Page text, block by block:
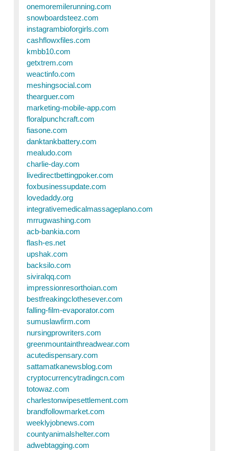
onemoremilerunning.com
snowboardsteez.com
instagrambioforgirls.com
cashflowxfiles.com
kmbb10.com
getxtrem.com
weactinfo.com
meshingsocial.com
thearguer.com
marketing-mobile-app.com
floralpunchcraft.com
fiasone.com
danktankbattery.com
mealudo.com
charlie-day.com
livedirectbettingpoker.com
foxbusinessupdate.com
lovedaddy.org
integrativemedicalmassageplano.com
mrrugwashing.com
acb-bankia.com
flash-es.net
upshak.com
backsilo.com
siviralqq.com
impressionresorthoian.com
bestfreakingclothesever.com
falling-film-evaporator.com
sumuslawfirm.com
nursingprowriters.com
greenmountainthreadwear.com
acutedispensary.com
sattamatkanewsblog.com
cryptocurrencytradingcn.com
totowaz.com
charlestonwipesettlement.com
brandfollowmarket.com
weeklyjobnews.com
countyanimalshelter.com
adwebtagging.com